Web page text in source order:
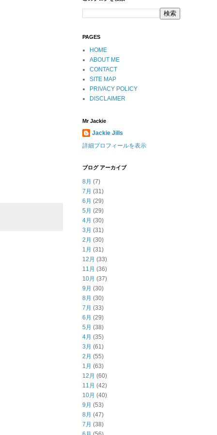
PAGES
HOME
ABOUT ME
CONTACT
SITE MAP
PRIVACY POLICY
DISCLAIMER
Mr Jackie
Jackie Jills
詳細プロフィールを表示
ブログ アーカイブ
8月 (7)
7月 (31)
6月 (29)
5月 (29)
4月 (30)
3月 (31)
2月 (30)
1月 (31)
12月 (33)
11月 (36)
10月 (37)
9月 (30)
8月 (30)
7月 (33)
6月 (29)
5月 (38)
4月 (35)
3月 (61)
2月 (55)
1月 (63)
12月 (60)
11月 (42)
10月 (40)
9月 (53)
8月 (47)
7月 (38)